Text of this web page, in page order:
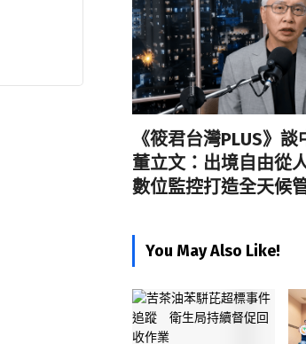
《筱君台灣PLUS》
董立文：出境自由從
數位監控打造全天候
You May Also Like!